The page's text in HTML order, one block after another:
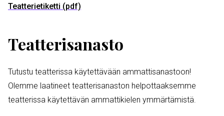
Tiedosto
Teatterietiketti (pdf)
Teatterisanasto
Tutustu teatterissa käytettävään ammattisanastoon!
Olemme laatineet teatterisanaston helpottaaksemme
teatterissa käytettävän ammattikielen ymmärtämistä.